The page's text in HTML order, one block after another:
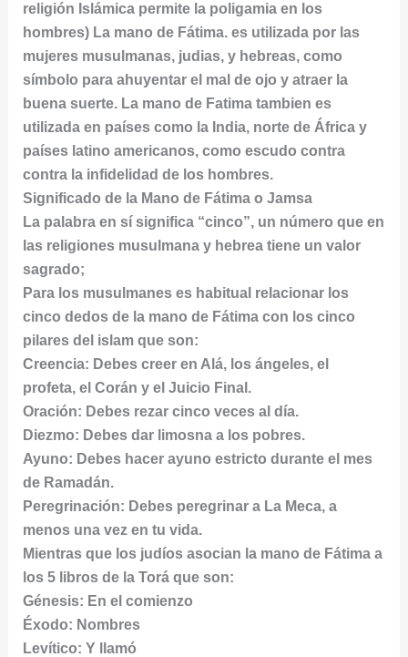
religión Islámica permite la poligamia en los
hombres) La mano de Fátima. es utilizada por las
mujeres musulmanas, judias, y hebreas, como
símbolo para ahuyentar el mal de ojo y atraer la
buena suerte. La mano de Fatima tambien es
utilizada en países como la India, norte de África y
países latino americanos, como escudo contra
contra la infidelidad de los hombres.
Significado de la Mano de Fátima o Jamsa
La palabra en sí significa “cinco”, un número que en
las religiones musulmana y hebrea tiene un valor
sagrado;
Para los musulmanes es habitual relacionar los
cinco dedos de la mano de Fátima con los cinco
pilares del islam que son:
Creencia: Debes creer en Alá, los ángeles, el
profeta, el Corán y el Juicio Final.
Oración: Debes rezar cinco veces al día.
Diezmo: Debes dar limosna a los pobres.
Ayuno: Debes hacer ayuno estricto durante el mes
de Ramadán.
Peregrinación: Debes peregrinar a La Meca, a
menos una vez en tu vida.
Mientras que los judíos asocian la mano de Fátima a
los 5 libros de la Torá que son:
Génesis: En el comienzo
Éxodo: Nombres
Levítico: Y llamó